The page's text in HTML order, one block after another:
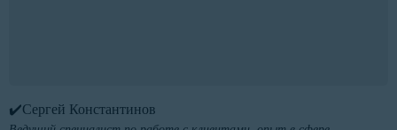
✔️Сергей Константинов